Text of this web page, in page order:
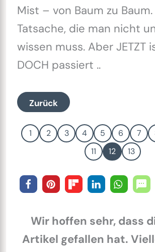
Mist – von Baum zu Baum.
Tatsache, die man nicht
wissen muss. Aber JETZT
DOCH passiert ..
Zurück
1 2 3 4 5 6 7
11
12 13
Wir hoffen sehr, dass
Artikel gefallen hat.